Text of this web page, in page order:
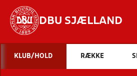
DBU SJÆLLAND
KLUB/HOLD RÆKKE